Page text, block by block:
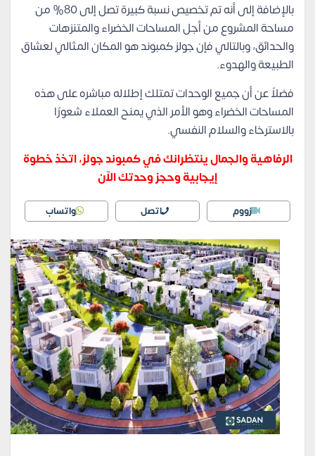
بالإضافة إلى أنه تم تخصيص نسبة كبيرة تصل إلى 80% من
مساحة المشروع من أجل المساحات الخضراء والمتنزهات
والحدائق، وبالتالي فإن جولز كمبوند هو المكان المثالي لعشاق
الطبيعة والهدوء.
فضلاً عن أن جميع الوحدات تمتلك إطلاله مباشره على هذه
المساحات الخضراء وهو الأمر الذي يمنح العملاء شعورًا
بالاسترخاء والسلام النفسي.
الرفاهية والجمال ينتظرانك في كمبوند جولز، اتخذ خطوة
إيجابية وحجز وحدتك الآن
زووم اتصل واتساب